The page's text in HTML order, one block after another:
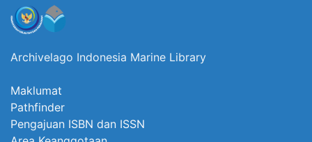
Archivelago Indonesia Marine Library
Maklumat
Pathfinder
Pengajuan ISBN dan ISSN